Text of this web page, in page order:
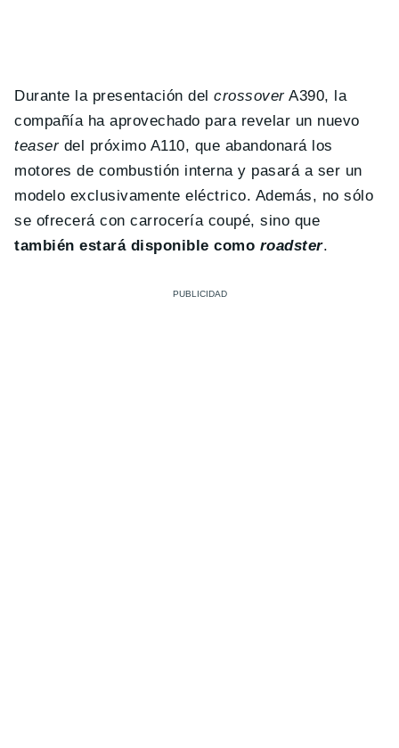
Durante la presentación delcrossoverA390, la
compañía ha aprovechado para revelar un nuevo
teaserdel próximo A110, que abandonará los
motores de combustión interna y pasará a ser un
modelo exclusivamente eléctrico. Además, no sólo
se ofrecerá con carrocería coupé, sino que
también estará disponible como roadster.